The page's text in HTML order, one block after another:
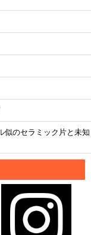
似のセラミック片と未知